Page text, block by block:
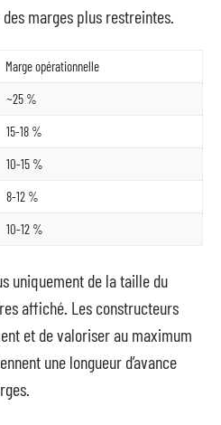
marges plus restreintes.
Marge opérationnelle
~25 %
15-18 %
10-15 %
8-12 %
10-12 %
uniquement de la taille du
affiché. Les constructeurs
et de valoriser au maximum
une longueur d’avance